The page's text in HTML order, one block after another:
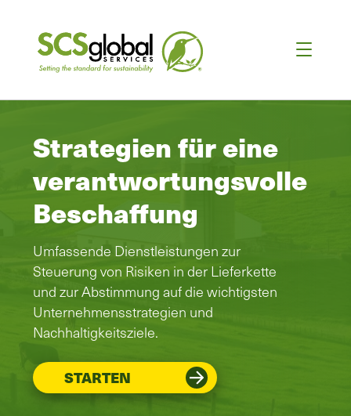
Strategien für eine
verantwortungsvolle
Beschaffung
Umfassende Dienstleistungen zur
Steuerung von Risiken in der Lieferkette
und zur Abstimmung auf die wichtigsten
Unternehmensstrategien und
Nachhaltigkeitsziele.
STARTEN